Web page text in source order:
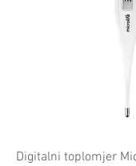
Digitalni toplomjer